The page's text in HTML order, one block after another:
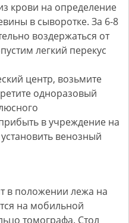
крови на определение
в сыворотке. За 6-8
воздержаться от
легкий перекус
центр, возьмите
одноразовый
в учреждение на
венозный
в положении лежа на
на мобильной
томографа. Стол